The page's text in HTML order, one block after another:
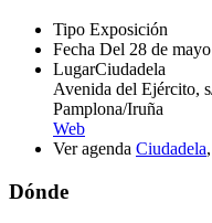
Tipo Exposición
Fecha Del 28 de
LugarCiudadela
Avenida del Ejército,
Pamplona/Iruña
Web
Ver agenda Ciudadela,
Dónde